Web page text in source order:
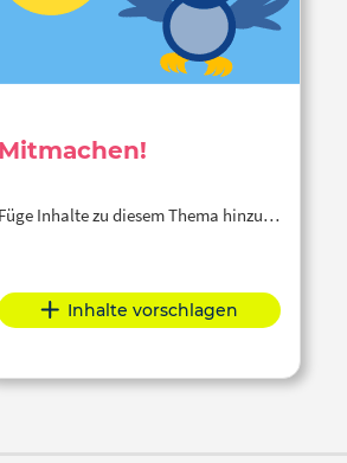
Mitmachen!
Füge Inhalte zu diesem Thema hinzu…
Inhalte vorschlagen